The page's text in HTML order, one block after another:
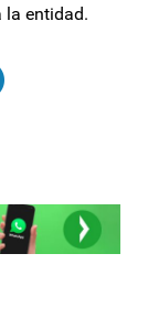
la entidad.